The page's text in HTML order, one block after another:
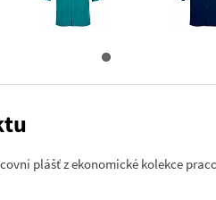
plášť z ekonomické kolekce